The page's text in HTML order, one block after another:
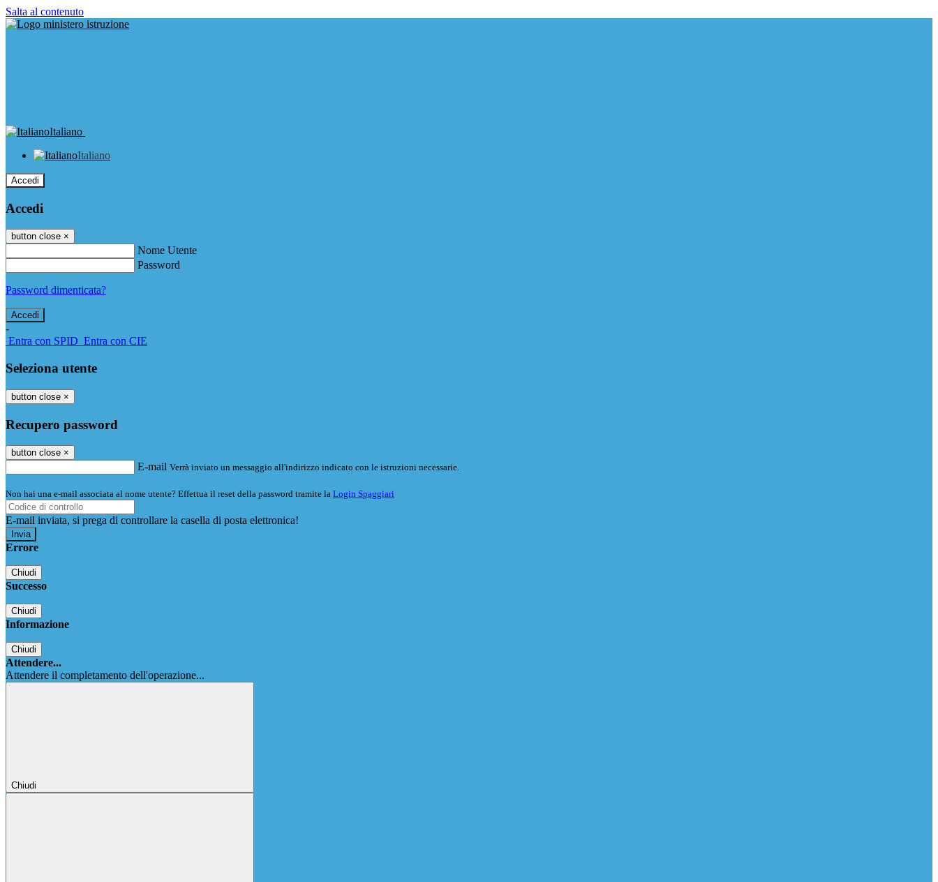
Salta al contenuto
Italiano
Italiano
Accedi
Accedi
button close ×
Nome Utente
Password
Password dimenticata?
-
Entra con SPID Entra con CIE
Seleziona utente
button close ×
Recupero password
button close ×
E-mail Verrà inviato un messaggio all'indirizzo indicato con le istruzioni necessarie.
Non hai una e-mail associata al nome utente? Effettua il reset della password tramite la Login Spaggiari
E-mail inviata, si prega di controllare la casella di posta elettronica!
Errore
Chiudi
Successo
Chiudi
Informazione
Chiudi
Attendere...
Attendere il completamento dell'operazione...
Chiudi